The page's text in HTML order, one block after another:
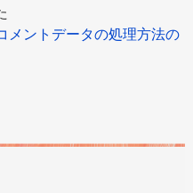
メントデータの処理方法の